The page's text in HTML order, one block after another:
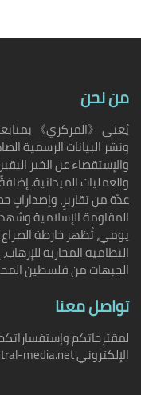
من نحن
يُعنى 《المركزي》
ونشر البيانات الرسمية
والإستقصاء عن الخبر
والعمليات الميدانية.
عدّة من تقاريرٍ، وإصداراتٍ
المقاومة الإسلامية
يومي، تُظهر خارطة
النظامية المحاربة
الجبهات من فلسطين
تواصل معنا
لمقترحاتكم
الإلكتروني info@central-media.net